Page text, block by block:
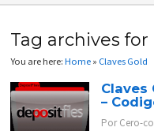
Tag archives for
You are here:Home » Claves Gold
Claves
–
PorCero-